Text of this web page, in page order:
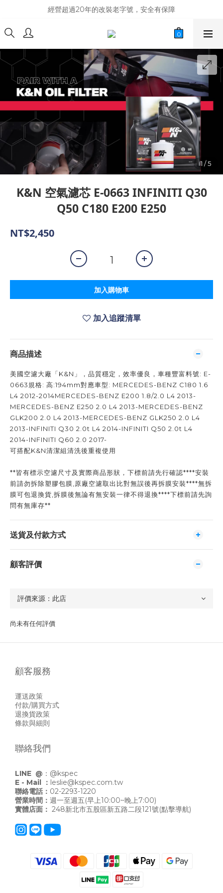
商品庫存變動快速，難免庫存不同步，建議購買之前先詢問貨況
經營超過20年的改裝老字號，安全有保障
商品庫存變動快速，難免庫存不同步，建議購買之前先詢問貨況
K&N 空氣濾芯 E-0663 INFINITI Q30
Q50 C180 E200 E250
NT$2,450
加入購物車
加入追蹤清單
商品描述
美國空濾大廠「K&N」，品質穩定，效率優良，車種豐富料號: E-
0663規格: 高:194mm對應車型: MERCEDES-BENZ C180 1.6
L4 2012-2014MERCEDES-BENZ E200 1.8/2.0 L4 2013-
MERCEDES-BENZ E250 2.0 L4 2013-MERCEDES-BENZ
GLK200 2.0 L4 2013-MERCEDES-BENZ GLK250 2.0 L4
2013-INFINITI Q30 2.0t L4 2014-INFINITI Q50 2.0t L4
2014-INFINITI Q60 2.0 2017-
可搭配K&N清潔組清洗後重複使用
**皆有標示空濾尺寸及實際商品形狀，下標前請先行確認****安裝
前請勿拆除塑膠包膜,原廠空濾取出比對無誤後再拆膜安裝****無拆
膜可包退換貨,拆膜後無論有無安裝一律不得退換****下標前請先詢
問有無庫存**
送貨及付款方式
顧客評價
尚未有任何評價
顧客服務
運送政策
付款/購買方式
退換貨政策
條款與細則
聯絡我們
LINE @ ： @kspec
E - Mail ： leslie@kspec.com.tw
聯絡電話： 02-2293-1220
營業時間： 週一至週五(早上10:00~晚上7:00)
實體店面： 248新北市五股區新五路二段121號(點擊導航)